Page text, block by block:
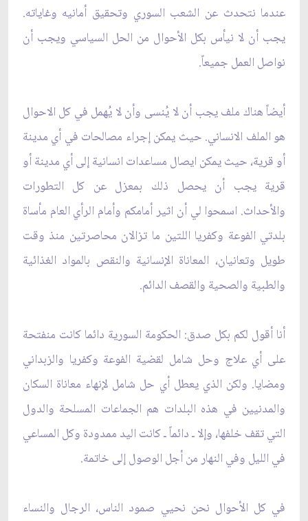
عندما نتحدث عن الشعب السوري وتحقيق أمانيه وغاياته.
يجب أن لا نيأس بكل الأحوال من الحل السياسي ويجب أن
نواصل العمل جميعاً.
أيضاً هناك ملف يجب أن لا يُنسى وأن لا يُهمل في كل الاحوال
هو الملف الانساني. حيث يمكن إجراء مصالحات في أي مدينة
أو قرية، حيث يمكن ايصال مساعدات انسانية إلى أي مدينة أو
قرية يجب أن يحصل ذلك بمعزل عن كل التطورات
والأحداث. اسمحوا لي أن اثير أمامكم وأمام الرأي العام مأساة
بلدتي الفوعة وكفريا اللتين ما تزالان محاصرتين منذ وقت
طويل وتعانيان، المعاناة الإنسانية والنقص بالمواد الغذائية
والطبية والصحية والقصف الدائم.
أنا أقول لكم بكل صدق: الحكومة السورية دائما كانت منفتحة
على أي علاج وحل شامل لقضية الفوعة وكفريا والزبداني
ومضايا. ولكن الذي يعطل أي حل شامل لإنهاء معاناة السكان
والمدنيين في هذه البلدات هم الجماعات المسلحة والدول
التي تقف خلفها، وإلا ـ دائماً ـ كانت اليد ممدودة وكل المساعي
في الليل وفي النهار من أجل الوصول إلى خاتمة.
في كل الأحوال نحن نحيي صمود الناس، الرجال والنساء